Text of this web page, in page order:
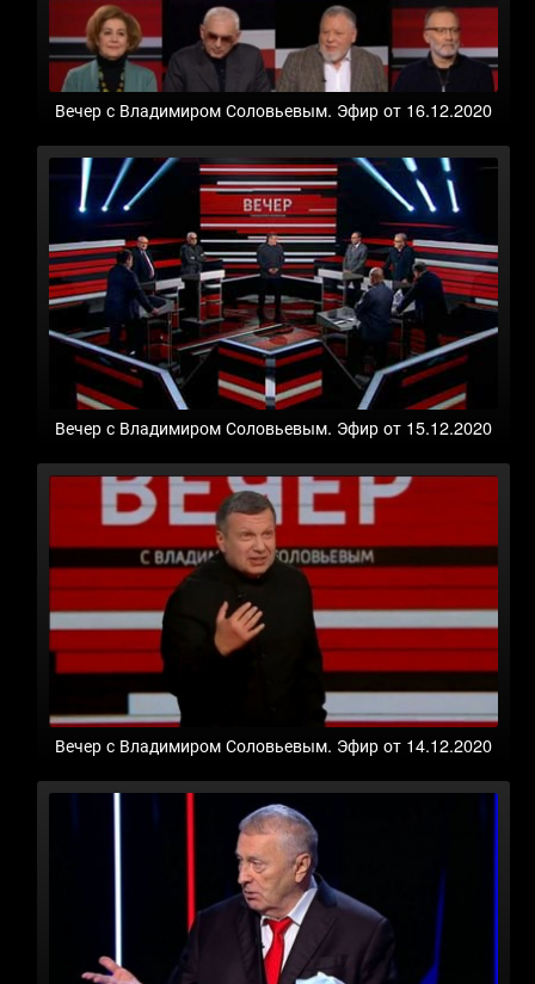
Вечер с Владимиром Соловьевым. Эфир от 16.12.2020
Вечер с Владимиром Соловьевым. Эфир от 15.12.2020
Вечер с Владимиром Соловьевым. Эфир от 14.12.2020